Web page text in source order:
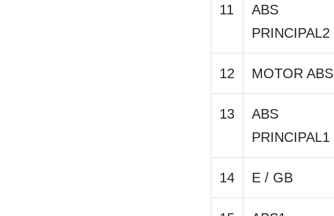
11
ABS
PRINCIPAL2
12 MOTOR ABS
13
ABS
PRINCIPAL1
14 E / GB